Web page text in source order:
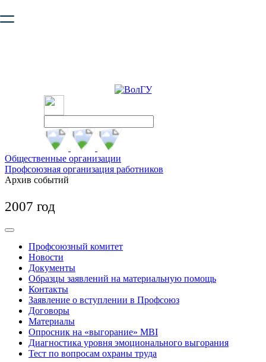
безопасную работу с сайтом. Пожалуйста
Общественные организации
Профсоюзная организация работников
Архив событий
2007 год
Профсоюзный комитет
Новости
Документы
Образцы заявлений на материальную помощь
Контакты
Заявление о вступлении в Профсоюз
Договоры
Материалы
Опросник на «выгорание» MBI
Диагностика уровня эмоционального выгорания
Тест по вопросам охраны труда